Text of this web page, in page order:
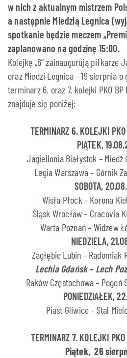
w nich z aktualnym mistrzem
a następnie Miedzią Legnica
spotkanie będzie meczem
zaplanowano na godzinę 15:00.
Kolejkę „6” zainaugurują piłkarze
oraz Miedzi Legnica – 19 sierpnia o
terminarz 6. oraz 7. kolejki PKO
znajduje się poniżej:
TERMINARZ 6. KOLEJKI
PIĄTEK,
Jagiellonia Białystok – Miedź
Legia Warszawa – Górnik
SOBOTA,
Wisła Płock – Korona
Śląsk Wrocław – Cracovia
Warta Poznań – Widzew
NIEDZIELA,
Zagłębie Lubin – Radomiak
Lechia Gdańsk – Lech
Raków Częstochowa – Pogoń
PONIEDZIAŁEK,
Piast Gliwice – Stal
TERMINARZ 7. KOLEJKI
Piątek, 26